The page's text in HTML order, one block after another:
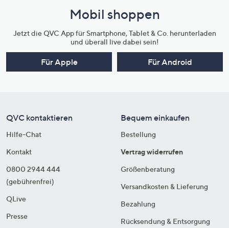
Mobil shoppen
Jetzt die QVC App für Smartphone, Tablet & Co. herunterladen
und überall live dabei sein!
Für Apple Für Android
QVC kontaktieren
Hilfe-Chat
Kontakt
0800 2944 444
(gebührenfrei)
QLive
Presse
Bequem einkaufen
Bestellung
Vertrag widerrufen
Größenberatung
Versandkosten & Lieferung
Bezahlung
Rücksendung & Entsorgung